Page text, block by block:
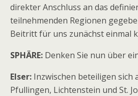
direkter Anschluss an das
teilnehmenden Regionen
Beitritt für uns zunächst einmal
SPHÄRE: Denken Sie nun über
Elser: Inzwischen beteiligen sich
Pfullingen, Lichtenstein und St.